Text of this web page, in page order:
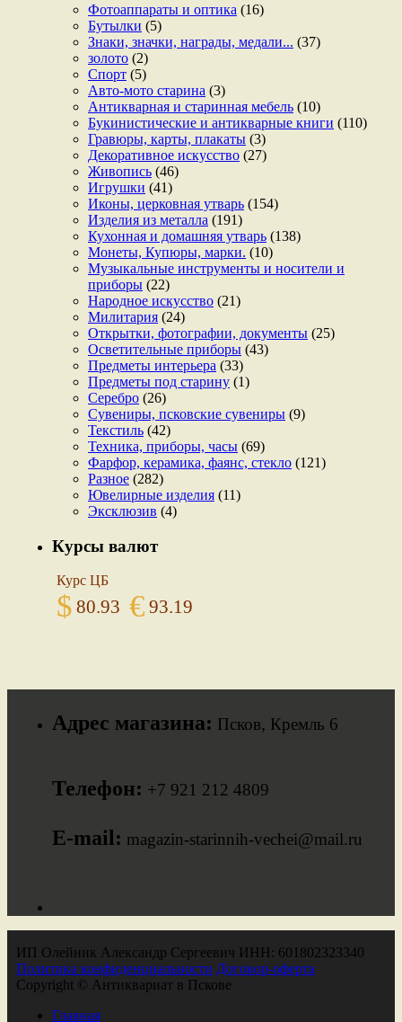
Фотоаппараты и оптика (16)
Бутылки (5)
Знаки, значки, награды, медали... (37)
золото (2)
Спорт (5)
Авто-мото старина (3)
Антикварная и старинная мебель (10)
Букинистические и антикварные книги (110)
Гравюры, карты, плакаты (3)
Декоративное искусство (27)
Живопись (46)
Игрушки (41)
Иконы, церковная утварь (154)
Изделия из металла (191)
Кухонная и домашняя утварь (138)
Монеты, Купюры, марки. (10)
Музыкальные инструменты и носители и
приборы (22)
Народное искусство (21)
Милитария (24)
Открытки, фотографии, документы (25)
Осветительные приборы (43)
Предметы интерьера (33)
Предметы под старину (1)
Серебро (26)
Сувениры, псковские сувениры (9)
Текстиль (42)
Техника, приборы, часы (69)
Фарфор, керамика, фаянс, стекло (121)
Разное (282)
Ювелирные изделия (11)
Эксклюзив (4)
Курсы валют
Курс ЦБ
$ 80.93 € 93.19
Адрес магазина: Псков, Кремль 6
Телефон: +7 921 212 4809
E-mail: magazin-starinnih-vechei@mail.ru
ИП Олейник Александр Сергеевич ИНН: 601802323340
Политика конфиденциальности Договор-оферта
Copyright © Антиквариат в Пскове
Главная